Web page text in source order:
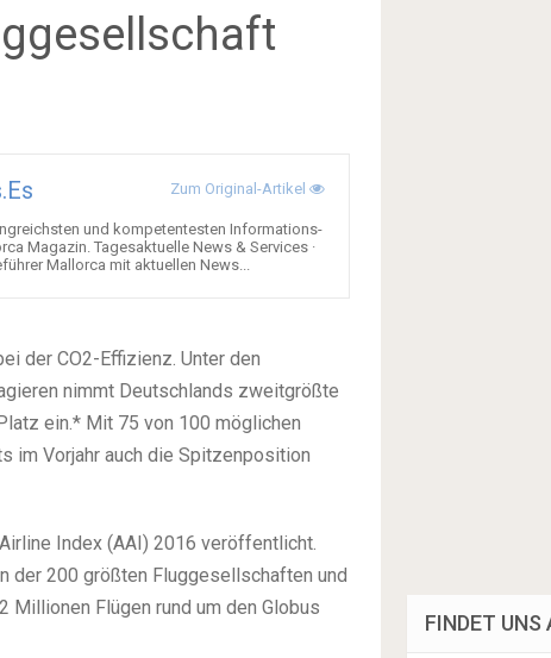
Zum Original-Artikel
und kompetentesten Informations-
Magazin. Tagesaktuelle News & Services ·
Mallorca mit aktuellen News...
der CO2-Effizienz. Unter den
nimmt Deutschlands zweitgrößte
ein.* Mit 75 von 100 möglichen
im Vorjahr auch die Spitzenposition
Index (AAI) 2016 veröffentlicht.
der 200 größten Fluggesellschaften und
Flügen rund um den Globus
FINDET UNS